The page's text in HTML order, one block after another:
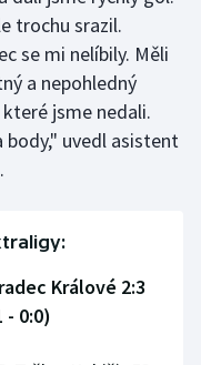
trochu srazil.
se mi nelíbily. Měli
a nepohledný
jsme nedali.
body," uvedl asistent
Králové 2:3
- 0:0)